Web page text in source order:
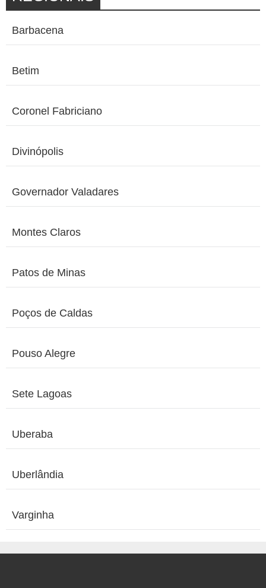
Barbacena
Betim
Coronel Fabriciano
Divinópolis
Governador Valadares
Montes Claros
Patos de Minas
Poços de Caldas
Pouso Alegre
Sete Lagoas
Uberaba
Uberlândia
Varginha